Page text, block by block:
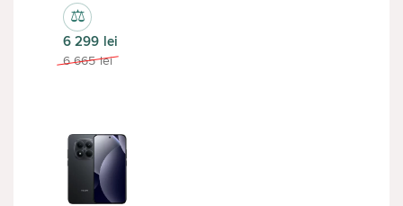
Note 15
Pro
12/512GB
Glacier
6 665 lei
6 299 lei
⚖